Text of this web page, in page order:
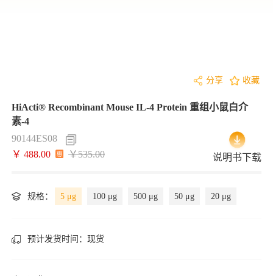
分享 收藏
HiActi® Recombinant Mouse IL-4 Protein 重组小鼠白介
素-4
90144ES08
￥ 488.00
￥535.00 说明书下载
规格： 5 μg 100 μg 500 μg 50 μg 20 μg
预计发货时间： 现货